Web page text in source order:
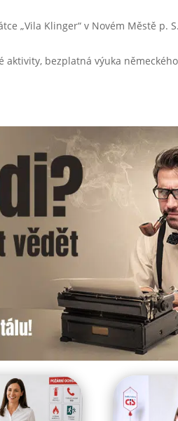
„Vila Klinger“ v Novém Městě p.
aktivity, bezplatná výuka